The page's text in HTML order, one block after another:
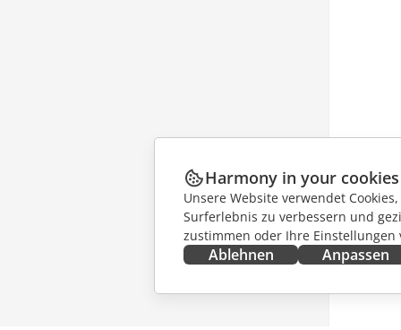
Harmony in your cookies
Unsere Website verwendet
Surferlebnis zu verbessern und
zustimmen oder Ihre
Ablehnen Anpassen